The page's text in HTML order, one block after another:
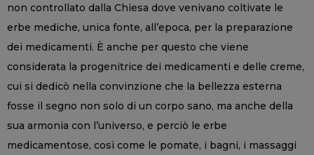
non controllato dalla Chiesa dove venivano coltivate le
erbe mediche, unica fonte, all’epoca, per la preparazione
dei medicamenti. È anche per questo che viene
considerata la progenitrice dei medicamenti e delle creme,
cui si dedicò nella convinzione che la bellezza esterna
fosse il segno non solo di un corpo sano, ma anche della
sua armonia con l’universo, e perciò le erbe
medicamentose, così come le pomate, i bagni, i massaggi